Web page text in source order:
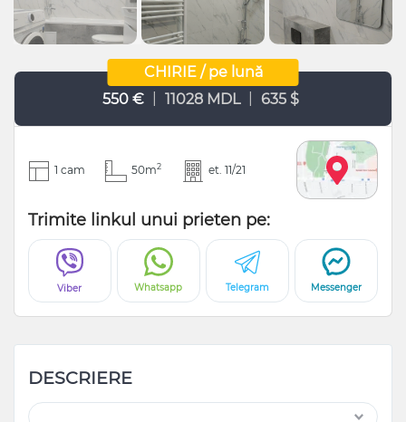
CHIRIE / pe lună
550 €
11028 MDL 635 $
1 cam 50m2 et. 11/21
Trimite linkul unui prieten pe:
Viber Whatsapp Telegram Messenger
DESCRIERE